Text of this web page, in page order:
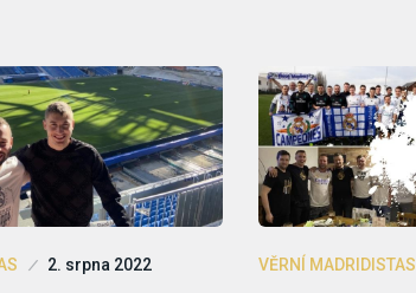
2. srpna 2022 VĚRNÍ MADRIDISTAS